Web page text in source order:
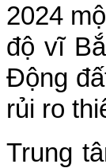
2024
độ vĩ
Động
rủi ro
Trung